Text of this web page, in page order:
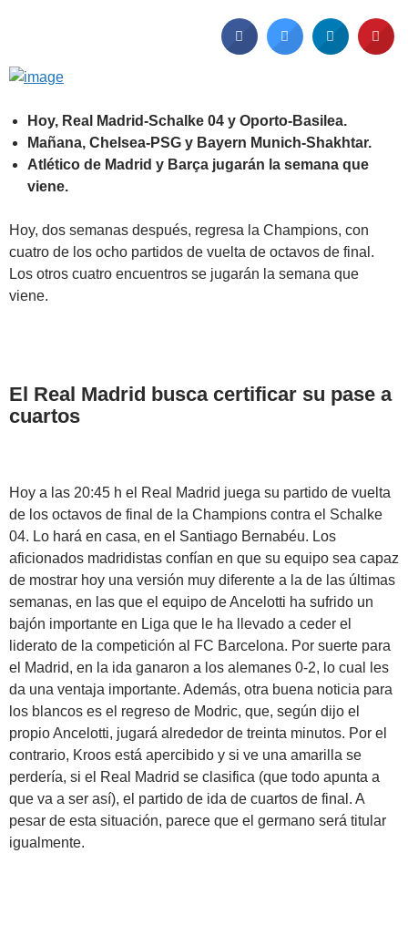
Hoy, Real Madrid-Schalke 04 y Oporto-Basilea.
Mañana, Chelsea-PSG y Bayern Munich-Shakhtar.
Atlético de Madrid y Barça jugarán la semana que
viene.
Hoy, dos semanas después, regresa la Champions, con
cuatro de los ocho partidos de vuelta de octavos de final.
Los otros cuatro encuentros se jugarán la semana que
viene.
El Real Madrid busca certificar su pase a
cuartos
Hoy a las 20:45 h el Real Madrid juega su partido de vuelta
de los octavos de final de la Champions contra el Schalke
04. Lo hará en casa, en el Santiago Bernabéu. Los
aficionados madridistas confían en que su equipo sea capaz
de mostrar hoy una versión muy diferente a la de las últimas
semanas, en las que el equipo de Ancelotti ha sufrido un
bajón importante en Liga que le ha llevado a ceder el
liderato de la competición al FC Barcelona. Por suerte para
el Madrid, en la ida ganaron a los alemanes 0-2, lo cual les
da una ventaja importante. Además, otra buena noticia para
los blancos es el regreso de Modric, que, según dijo el
propio Ancelotti, jugará alrededor de treinta minutos. Por el
contrario, Kroos está apercibido y si ve una amarilla se
perdería, si el Real Madrid se clasifica (que todo apunta a
que va a ser así), el partido de ida de cuartos de final. A
pesar de esta situación, parece que el germano será titular
igualmente.